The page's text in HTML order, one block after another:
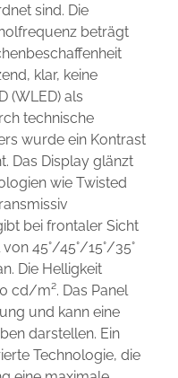
sind. Die
beträgt
klar, keine
(WLED) als
technische
wurde ein Kontrast
Das Display glänzt
wie Twisted
bei frontaler Sicht
45°/45°/15°/35°
Die Helligkeit
cd/m². Das Panel
und kann eine
darstellen. Ein
Technologie, die